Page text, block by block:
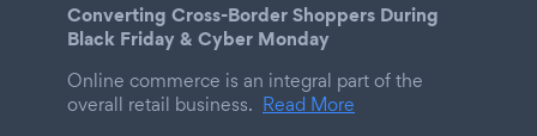
Converting Cross-Border Shoppers During
Black Friday & Cyber Monday
Online commerce is an integral part of the
overall retail business. Read More